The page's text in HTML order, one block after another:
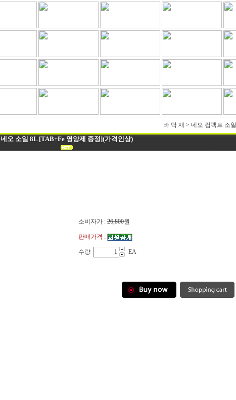
바 닥 재 > 네오 컴팩트 소일
네오 소일 8L [TAB+Fe 영양제 증정](가격인상)
소비자가 : 26,800원
판매가격 :
수량 EA